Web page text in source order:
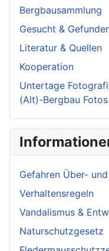
Bergbausammlung
Gesucht &
Literatur & Quellen
Kooperation
Untertage
(Alt)-Bergbau
Gefahren Über-
Verhaltensregeln
Vandalismus &
Naturschutzgesetz